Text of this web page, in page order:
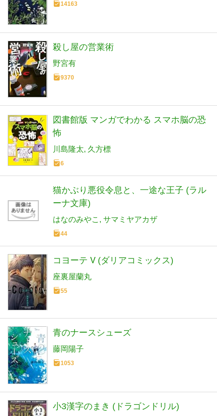
14163
殺し屋の営業術
野宮有
9370
図書館版 マンガでわかる スマホ脳の恐
怖
川島隆太 久方標
6
猫かぶり悪役令息と、一途な王子 (ラル
ーナ文庫)
はなのみやこ サマミヤアカザ
44
コヨーテ Ⅴ (ダリアコミックス)
座裏屋蘭丸
55
青のナースシューズ
藤岡陽子
1053
小3漢字のまき (ドラゴンドリル)